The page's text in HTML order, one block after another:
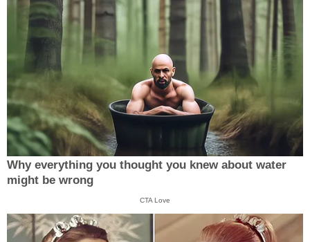
Why everything you thought you knew about water
might be wrong
CTA Love